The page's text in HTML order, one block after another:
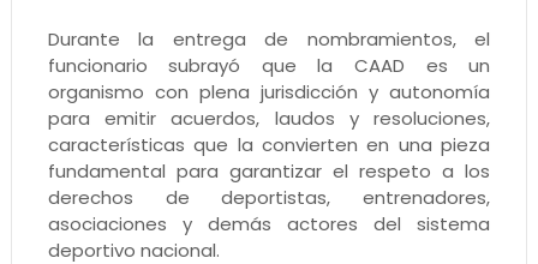
Durante la entrega de nombramientos, el
funcionario subrayó que la CAAD es un
organismo con plena jurisdicción y autonomía
para emitir acuerdos, laudos y resoluciones,
características que la convierten en una pieza
fundamental para garantizar el respeto a los
derechos de deportistas, entrenadores,
asociaciones y demás actores del sistema
deportivo nacional.